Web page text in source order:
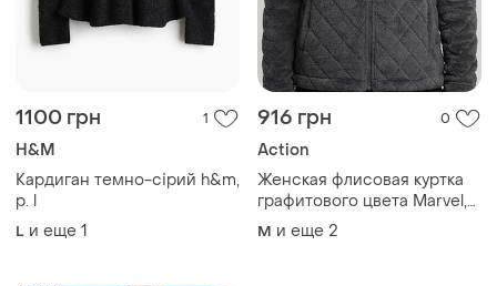
1100 грн 1
H&M
Кардиган темно-сірий h&m,
р. l
L и еще 1
916 грн 0
Action
Женская флисовая куртка
графитового цвета Marvel,
размер m, l, xl
M и еще 2